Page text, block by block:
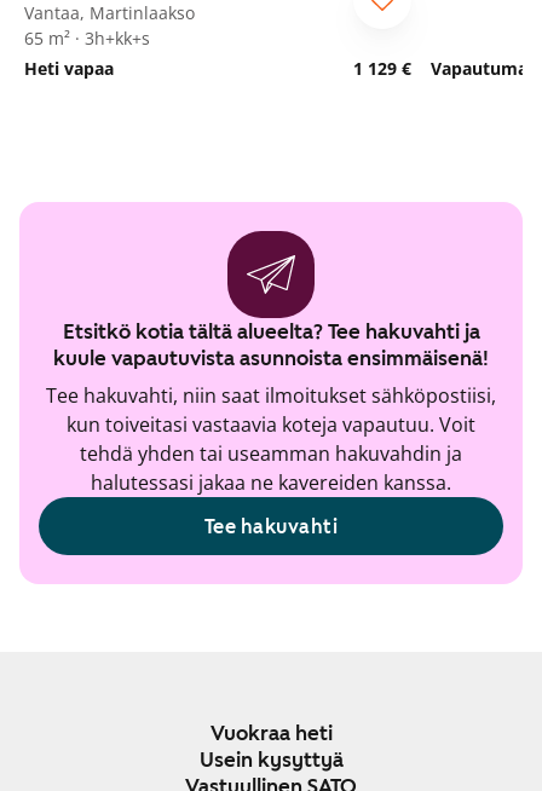
Vantaa, Martinlaakso
65 m² · 3h+kk+s
Heti vapaa
1 129 €
Etsitkö kotia tältä alueelta? Tee hakuvahti ja
kuule vapautuvista asunnoista ensimmäisenä!
Tee hakuvahti, niin saat ilmoitukset sähköpostiisi,
kun toiveitasi vastaavia koteja vapautuu. Voit
tehdä yhden tai useamman hakuvahdin ja
halutessasi jakaa ne kavereiden kanssa.
Tee hakuvahti
Vuokraa heti
Usein kysyttyä
Vastuullinen SATO